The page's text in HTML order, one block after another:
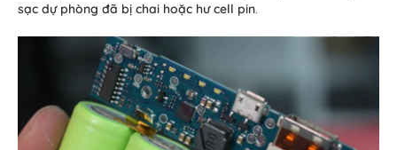
sạc dự phòng đã bị chai hoặc hư cell pin.